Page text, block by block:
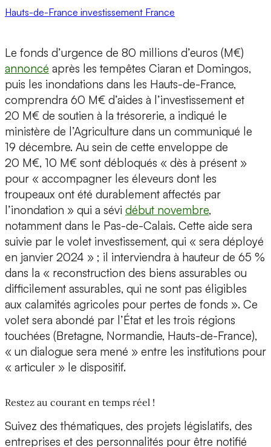
Hauts-de-France investissement France
Le fonds d’urgence de 80 millions d’euros (M€)
annoncé après les tempêtes Ciaran et Domingos,
puis les inondations dans les Hauts-de-France,
comprendra 60 M€ d’aides à l’investissement et
20 M€ de soutien à la trésorerie, a indiqué le
ministère de l’Agriculture dans un communiqué le
19 décembre. Au sein de cette enveloppe de
20 M€, 10 M€ sont débloqués « dès à présent »
pour « accompagner les éleveurs dont les
troupeaux ont été durablement affectés par
l’inondation » qui a sévi début novembre,
notamment dans le Pas-de-Calais. Cette aide sera
suivie par le volet investissement, qui « sera déployé
en janvier 2024 » ; il interviendra à hauteur de 65 %
dans la « reconstruction des biens assurables ou
difficilement assurables, qui ne sont pas éligibles
aux calamités agricoles pour pertes de fonds ». Ce
volet sera abondé par l’État et les trois régions
touchées (Bretagne, Normandie, Hauts-de-France),
« un dialogue sera mené » entre les institutions pour
« articuler » le dispositif.
Restez au courant en temps réel !
Suivez des thématiques, des projets législatifs, des
entreprises et des personnalités pour être notifié